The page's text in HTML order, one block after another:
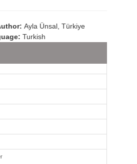
Ayla Ünsal, Türkiye
Turkish